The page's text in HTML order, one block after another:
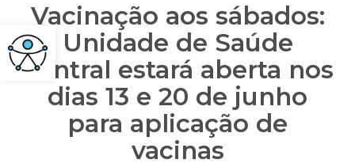
Vacinação aos sábados:
Unidade de Saúde
Central estará aberta nos
dias 13 e 20 de junho
para aplicação de
vacinas